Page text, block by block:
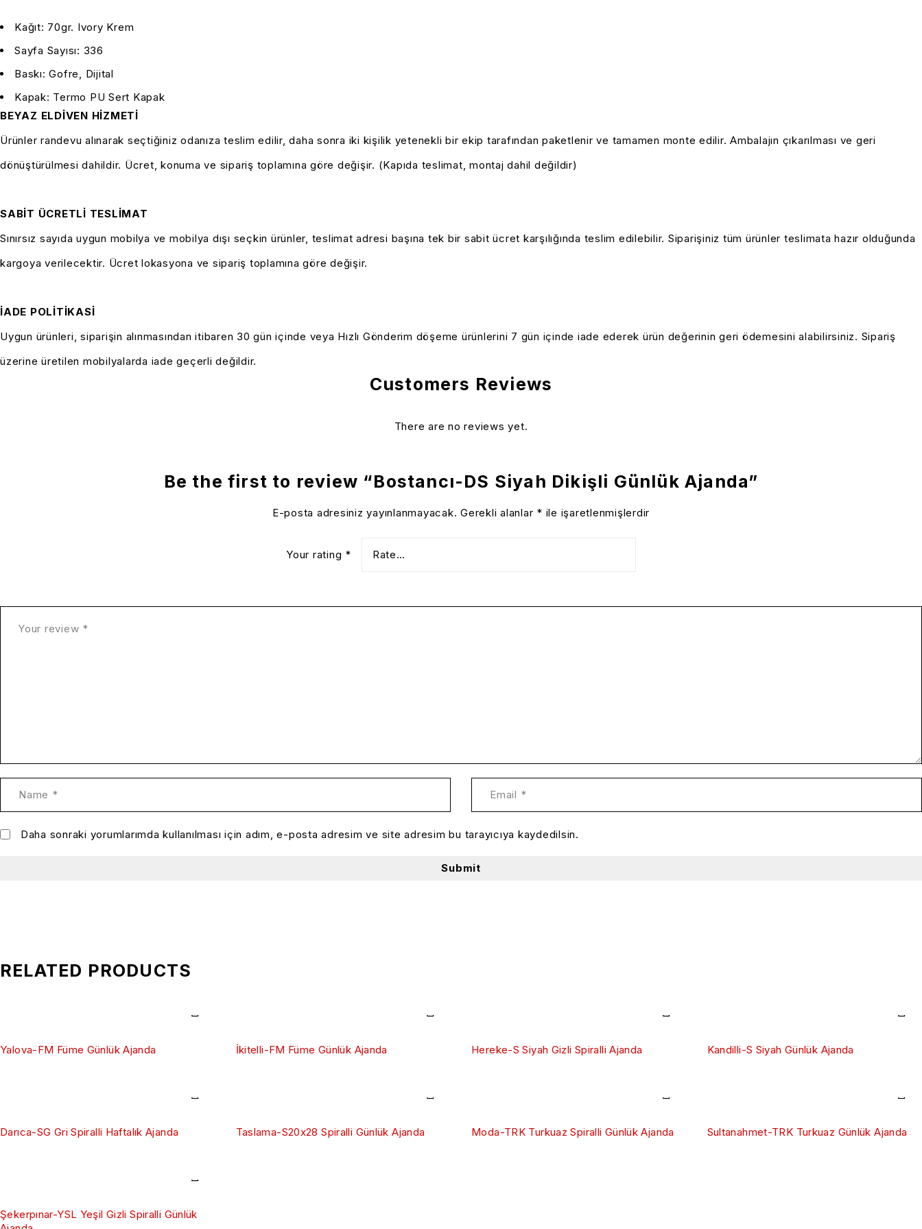
Kağıt: 70gr. Ivory Krem
Sayfa Sayısı: 336
Baskı: Gofre, Dijital
Kapak: Termo PU Sert Kapak
BEYAZ ELDİVEN HİZMETİ
Ürünler randevu alınarak seçtiğiniz odanıza teslim edilir, daha sonra iki kişilik yetenekli bir ekip tarafından paketlenir ve tamamen monte edilir. Ambalajın çıkarılması ve geri
dönüştürülmesi dahildir. Ücret, konuma ve sipariş toplamına göre değişir. (Kapıda teslimat, montaj dahil değildir)
SABİT ÜCRETLİ TESLİMAT
Sınırsız sayıda uygun mobilya ve mobilya dışı seçkin ürünler, teslimat adresi başına tek bir sabit ücret karşılığında teslim edilebilir. Siparişiniz tüm ürünler teslimata hazır olduğunda
kargoya verilecektir. Ücret lokasyona ve sipariş toplamına göre değişir.
İADE POLİTİKASİ
Uygun ürünleri, siparişin alınmasından itibaren 30 gün içinde veya Hızlı Gönderim döşeme ürünlerini 7 gün içinde iade ederek ürün değerinin geri ödemesini alabilirsiniz. Sipariş
üzerine üretilen mobilyalarda iade geçerli değildir.
Customers Reviews
There are no reviews yet.
Be the first to review “Bostancı-DS Siyah Dikişli Günlük Ajanda”
E-posta adresiniz yayınlanmayacak. Gerekli alanlar * ile işaretlenmişlerdir
Your rating *
Daha sonraki yorumlarımda kullanılması için adım, e-posta adresim ve site adresim bu tarayıcıya kaydedilsin.
RELATED PRODUCTS
Yalova-FM Füme Günlük Ajanda İkitelli-FM Füme Günlük Ajanda Hereke-S Siyah Gizli Spiralli Ajanda Kandilli-S Siyah Günlük Ajanda
Darıca-SG Gri Spiralli Haftalık Ajanda Taslama-S20x28 Spiralli Günlük Ajanda Moda-TRK Turkuaz Spiralli Günlük Ajanda Sultanahmet-TRK Turkuaz Günlük Ajanda
Şekerpınar-YSL Yeşil Gizli Spiralli Günlük